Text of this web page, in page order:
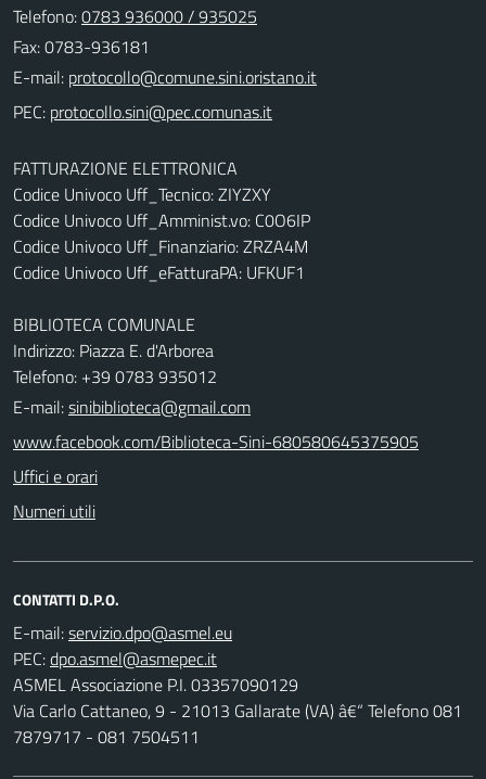
Telefono:0783 936000 / 935025
Fax: 0783-936181
E-mail:
PEC:
FATTURAZIONE ELETTRONICA
Codice Univoco Uff_Tecnico: ZIYZXY
Codice Univoco Uff_Amminist.vo: C0O6IP
Codice Univoco Uff_Finanziario: ZRZA4M
Codice Univoco Uff_eFatturaPA: UFKUF1
BIBLIOTECA COMUNALE
Indirizzo: Piazza E. d'Arborea
Telefono: +39 0783 935012
E-mail:sinibiblioteca@gmail.com
www.facebook.com/Biblioteca-Sini-680580645375905
Uffici e orari
Numeri utili
CONTATTI D.P.O.
E-mail:
PEC:
ASMEL Associazione P.I. 03357090129
Via Carlo Cattaneo, 9 - 21013 Gallarate (VA) â€“ Telefono 081
7879717 - 081 7504511